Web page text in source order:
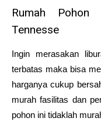
Rumah Pohon
Tennesse
Ingin merasakan
terbatas maka bisa
harganya cukup
murah fasilitas dan
pohon ini tidaklah